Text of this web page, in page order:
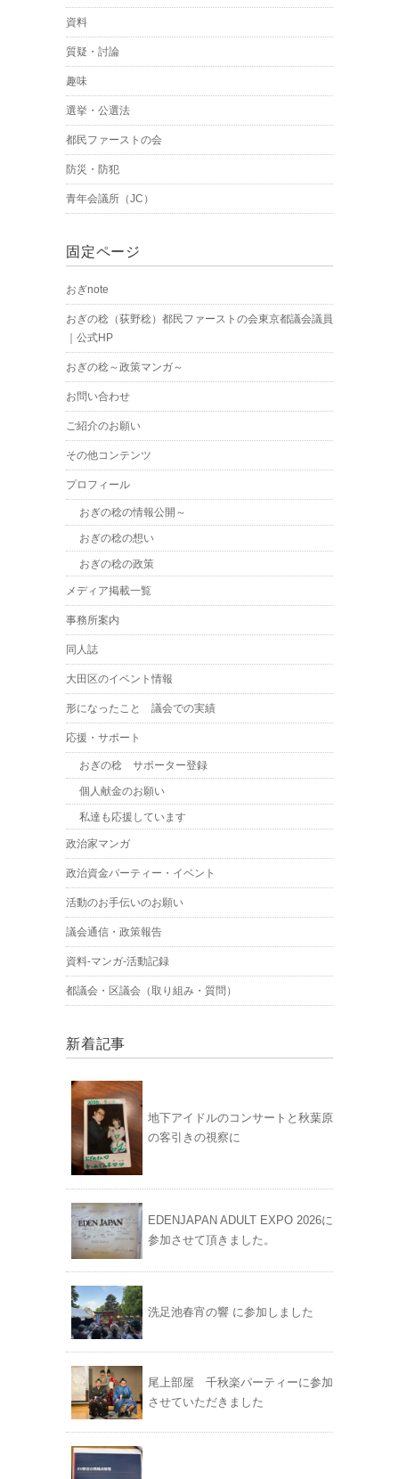
資料
質疑・討論
趣味
選挙・公選法
都民ファーストの会
防災・防犯
青年会議所（JC）
固定ページ
おぎnote
おぎの稔（荻野稔）都民ファーストの会東京都議会議員
｜公式HP
おぎの稔～政策マンガ～
お問い合わせ
ご紹介のお願い
その他コンテンツ
プロフィール
おぎの稔の情報公開～
おぎの稔の想い
おぎの稔の政策
メディア掲載一覧
事務所案内
同人誌
大田区のイベント情報
形になったこと 議会での実績
応援・サポート
おぎの稔 サポーター登録
個人献金のお願い
私達も応援しています
政治家マンガ
政治資金パーティー・イベント
活動のお手伝いのお願い
議会通信・政策報告
資料-マンガ-活動記録
都議会・区議会（取り組み・質問）
新着記事
地下アイドルのコンサートと秋葉原
の客引きの視察に
EDENJAPAN ADULT EXPO 2026に
参加させて頂きました。
洗足池春宵の響 に参加しました
尾上部屋 千秋楽パーティーに参加
させていただきました